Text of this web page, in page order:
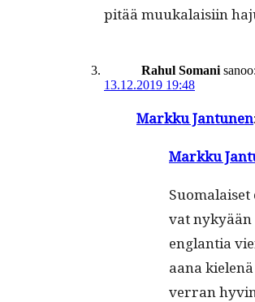
pitää muukalaisi­in
Rahul Somani sanoo:
13.12.2019 19:48
Markku Jan­tunen:
Markku
vat nykyään
englan­tia
aana
ver­ran